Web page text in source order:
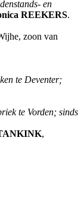
en
REEKERS.
zoon van
te Deventer;
te Vorden; sinds
,